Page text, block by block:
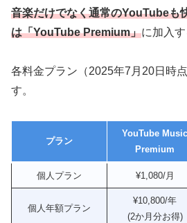
音楽だけでなく通常のYouTubeも
は「YouTube Premium」に加入
各料金プラン（2025年7月20日時
す。
プラン
YouTube Music
Premium
個人プラン ¥1,080/月
個人年額プラン
¥10,800/年
(2か月分お得)